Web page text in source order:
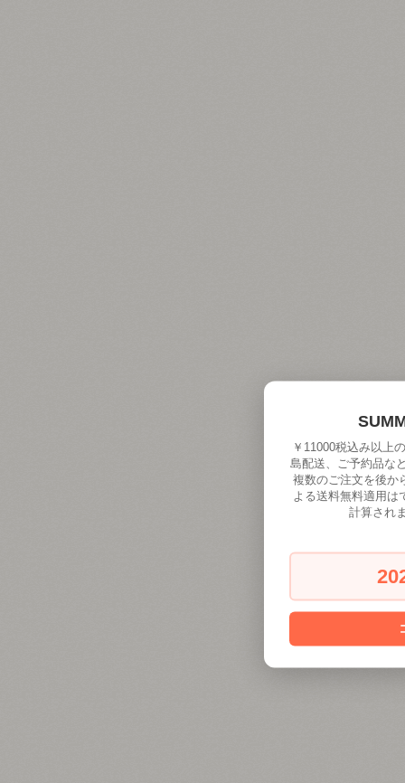
￥11000税込み以上
島配送、ご予約品な
複数のご注文を後か
よる送料無料適用は
計算され